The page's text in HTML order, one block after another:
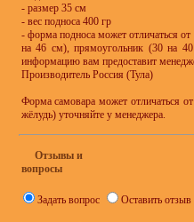
- размер 35 см
- вес подноса 400 гр
- форма подноса может отличаться
на 46 см), прямоугольник (30 на
информацию вам предоставит
Производитель Россия (Тула)
Форма самовара может отличаться
жёлудь) уточняйте у менеджера.
Отзывы и
вопросы
Задать вопрос Оставить отзыв